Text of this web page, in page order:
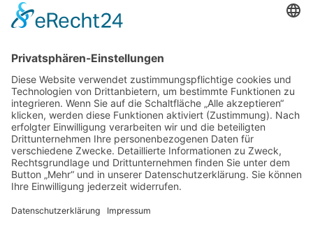
weiter
Kontakt
Thomas-Mann-Straße 8
09427 Ehrenfriedersdorf
Fon:037341 3185
Fax: 037341 54360
E-Mail:info@baeckerei-braeunig.de
Service